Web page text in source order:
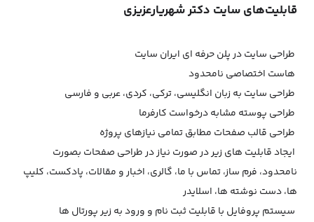
قابلیت‌های سایت دکتر شهریارعزیزی
طراحی سایت در پلن حرفه ای ایران سایت
هاست اختصاصی نامحدود
طراحی سایت به زبان انگلیسی، ترکی، کردی، عربی و فارسی
طراحی پوسته مشابه درخواست کارفرما
طراحی قالب صفحات مطابق تمامی نیازهای پروژه
ایجاد قابلیت های زیر در صورت نیاز در طراحی صفحات بصورت
نامحدود، فرم ساز، تماس با ما، گالری، اخبار و مقالات، پادکست، کلیپ
ها، دست نوشته ها، اسلایدر
سیستم پروفایل با قابلیت ثبت نام و ورود به زیر پورتال ها